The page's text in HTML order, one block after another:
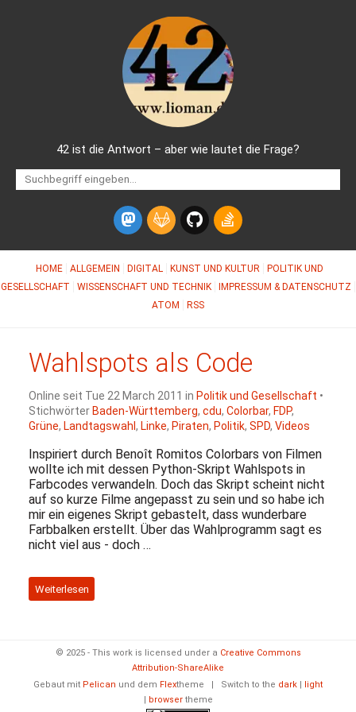
42 ist die Antwort – aber wie lautet die Frage?
HOME ALLGEMEIN DIGITAL KUNST UND KULTUR
POLITIK UND
GESELLSCHAFT
WISSENSCHAFT UND TECHNIK
IMPRESSUM & DATENSCHUTZ
ATOM
RSS
Wahlspots als Code
Online seit Tue 22 March 2011 in Politik und Gesellschaft •
Stichwörter Baden-Württemberg, cdu, Colorbar, FDP,
Grüne, Landtagswahl , Linke, Piraten, Politik, SPD, Videos
Inspiriert durch Benoît Romitos Colorbars von Filmen
wollte ich mit dessen Python-Skript Wahlspots in
Farbcodes verwandeln. Doch das Skript scheint nicht
auf so kurze Filme angepasst zu sein und so habe ich
mir ein eigenes Skript gebastelt, dass wunderbare
Farbbalken erstellt. Über das Wahlprogramm sagt es
nicht viel aus - doch …
Weiterlesen
© 2025 - This work is licensed under a Creative Commons
Attribution-ShareAlike
Gebaut mit Pelican und dem Flextheme Switch to the dark
light
browsertheme